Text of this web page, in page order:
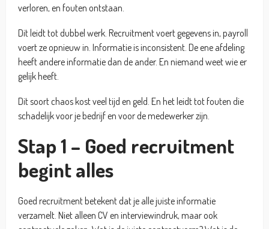
verloren, en fouten ontstaan.
Dit leidt tot dubbel werk. Recruitment voert gegevens in, payroll
voert ze opnieuw in. Informatie is inconsistent. De ene afdeling
heeft andere informatie dan de ander. En niemand weet wie er
gelijk heeft.
Dit soort chaos kost veel tijd en geld. En het leidt tot fouten die
schadelijk voor je bedrijf en voor de medewerker zijn.
Stap 1 – Goed recruitment
begint alles
Goed recruitment betekent dat je alle juiste informatie
verzamelt. Niet alleen CV en interviewindruk, maar ook